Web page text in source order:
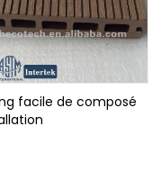
facile de composé